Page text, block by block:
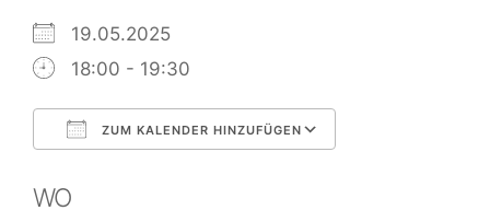
19.05.2025
18:00 - 19:30
ZUM KALENDER HINZUFÜGEN
WO